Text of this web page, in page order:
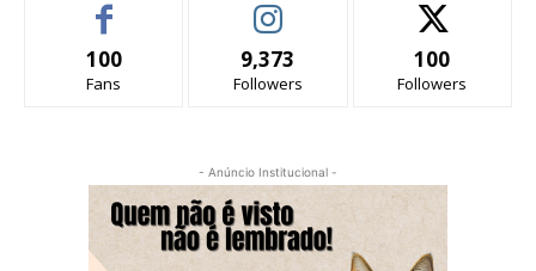
100
Fans
9,373
Followers
100
Followers
- Anúncio Institucional -